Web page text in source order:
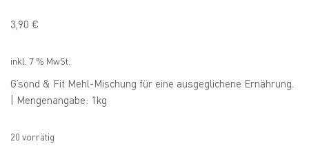
3,90 €
inkl. 7 % MwSt.
G’sond & Fit Mehl-Mischung für eine ausgeglichene Ernährung.
| Mengenangabe: 1kg
20 vorrätig